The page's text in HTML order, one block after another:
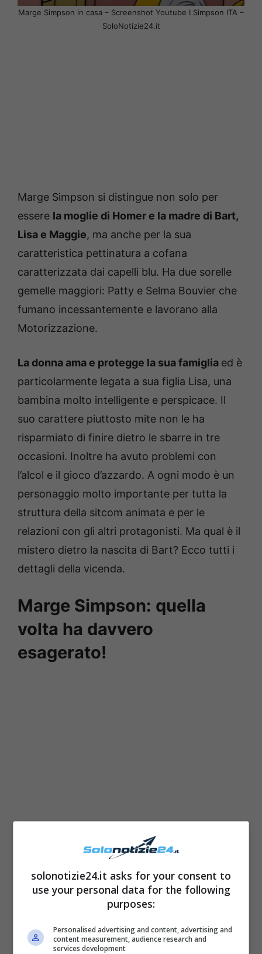
Marge Simpson in casa – Screenshot Youtube I Simpson ITA –
SoloNotizie24.it
Marge Simpson si distingue non solo per
essere la moglie di Homer e la madre di Bart,
Lisa e Maggie, ma anche per la sua
caratteristica pettinatura a cofana
caratterizzata dai capelli blu. Ha due sorelle
gemelle maggiori: Patty e Selma Bouvier che
fumano incessantemente e lavorano alla
Motorizzazione.
La donna ama e protegge la sua famiglia ed è
particolarmente legata a sua figlia Lisa, una
bambina molto intelligente e perspicace. Il
suo carattere piuttosto mite non le ha
risparmiato di finire dietro le sbarre in tre
occasioni. Inoltre ha avuto problemi con
l’alcol e il gioco d’azzardo. A ogni modo è un
personaggio molto importante per tutta la
struttura della sitcom animata e per le
relazioni con gli altri protagonisti. Ma qual è il
mistero dietro la nascita di Bart? Ecco tutti i
dettagli della vicenda.
Marge Simpson: quella
volta ha davvero
esagerato!
Questi cartoni animati si sono distinti fin da
subito per il fatto di essere molto graffianti e
talvolta provocatori.
solonotizie24.it asks for your consent to
use your personal data for the following
purposes:
Personalised advertising and content, advertising and
content measurement, audience research and
services development